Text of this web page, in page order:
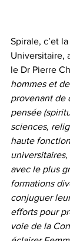
Spirale, c’et
Universitaire,
le Dr Pierre
hommes et
provenant de
pensée
sciences,
haute
avec le plus
formations
conjuguer
efforts pour
voie de la